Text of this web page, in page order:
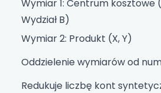
Wymiar 1: Centrum kosztowe
Wydział B)
Wymiar 2: Produkt (X, Y)
Oddzielenie wymiarów od
Redukuje liczbę kont